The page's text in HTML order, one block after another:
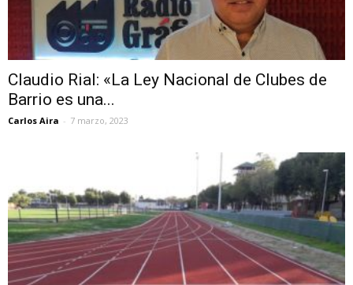
Claudio Rial: «La Ley Nacional de Clubes de
Barrio es una...
Carlos Aira - 7 marzo, 2023